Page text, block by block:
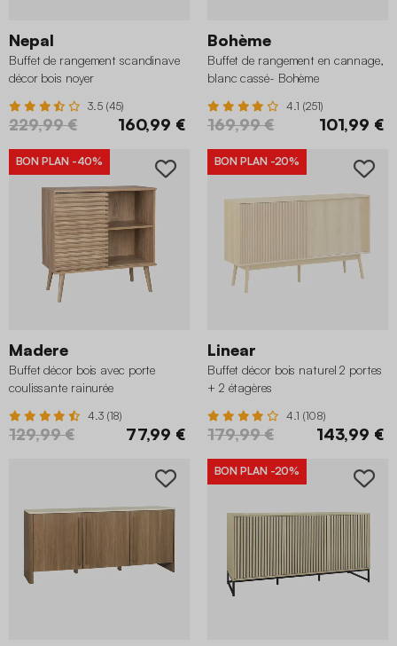
Nepal
Buffet de rangement scandinave
décor bois noyer
3.5 (45)
229,99 € 160,99 €
Bohème
Buffet de rangement en cannage,
blanc cassé- Bohème
4.1 (251)
169,99 € 101,99 €
BON PLAN -40%
Madere
Buffet décor bois avec porte
coulissante rainurée
4.3 (18)
129,99 € 77,99 €
BON PLAN -20%
Linear
Buffet décor bois naturel 2 portes
+ 2 étagères
4.1 (108)
179,99 € 143,99 €
BON PLAN -20%